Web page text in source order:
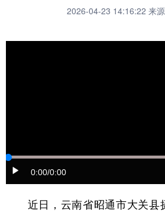
云南省领导报道集
州市
社会
2026-04-23 14:16:22 来
0:00/0:00
近日，云南省昭通市大关县